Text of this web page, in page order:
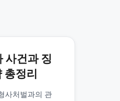
사건과 징
총정리
사처벌과의 관